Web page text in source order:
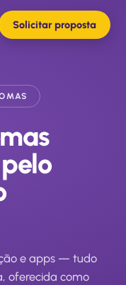
Solicitar proposta
e apps — tudo
oferecida como